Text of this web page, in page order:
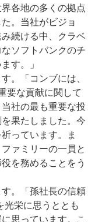
各地の多くの拠点
。当社がビジョ
続ける中、クラベ
ソフトバンクのチ
す。」
。「コンブには、
要な貢献に関して
社の最も重要な投
果たしました。今
っています。ま
ァミリーの一員と
を務めることをう
。「孫社長の信頼
光栄に思うととも
思っています。こ